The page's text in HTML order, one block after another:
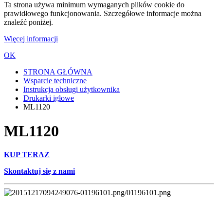
Ta strona używa minimum wymaganych plików cookie do
prawidłowego funkcjonowania. Szczegółowe informacje można
znaleźć poniżej.
Więcej informacji
OK
STRONA GŁÓWNA
Wsparcie techniczne
Instrukcja obsługi użytkownika
Drukarki igłowe
ML1120
ML1120
KUP TERAZ
Skontaktuj się z nami